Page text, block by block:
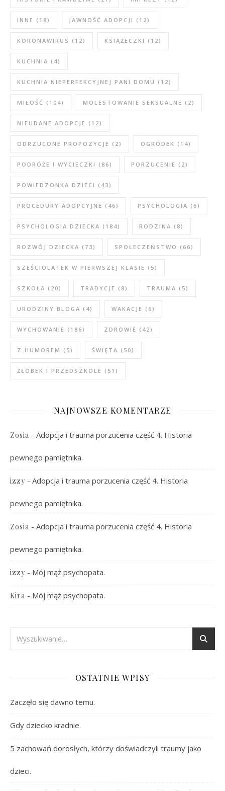
INNE (18) JAWNOŚĆ ADOPCJI (12)
KORONAWIRUS (12) KSIĄŻECZKI (12)
KUCHNIA (4)
KUCHNIA NIEPERFEKCYJNEJ PANI DOMU (12)
MIŁOŚĆ (104) MOLESTOWANIE SEKSUALNE (2)
NIEUDANE ADOPCJE (12)
ODRZUCONE PROPOZYCJE (2) OGRÓDEK (14)
PODRÓŻE I WYCIECZKI (86) PORZUCENIE (2)
POWIEDZONKA DZIECI (43)
PROCEDURY ADOPCYJNE (46) PSYCHOLOGIA (6)
PSYCHOLOGIA DZIECKA (184) RODZINA (8)
ROZWÓJ DZIECKA (73) SPOŁECZEŃSTWO (66)
SZEŚCIOLATEK W PIERWSZEJ KLASIE (5)
SZKOŁA (20) TRADYCJE (8) TRAUMA (5)
URODZINY BLOGA (4) WAKACJE (6)
WYCHOWANIE (186) ZDROWIE (42)
Z HUMOREM (5) ŚWIĘTA (50)
ŻŁOBEK I PRZEDSZKOLE (51)
NAJNOWSZE KOMENTARZE
Zosia - Adopcja i trauma porzucenia część 4. Historia
pewnego pamiętnika.
izzy - Adopcja i trauma porzucenia część 4. Historia
pewnego pamiętnika.
Zosia - Adopcja i trauma porzucenia część 4. Historia
pewnego pamiętnika.
izzy - Mój mąż psychopata.
Kira - Mój mąż psychopata.
OSTATNIE WPISY
Zaczęło się dawno temu.
Gdy dziecko kradnie.
5 zachowań dorosłych, którzy doświadczyli traumy jako
dzieci.